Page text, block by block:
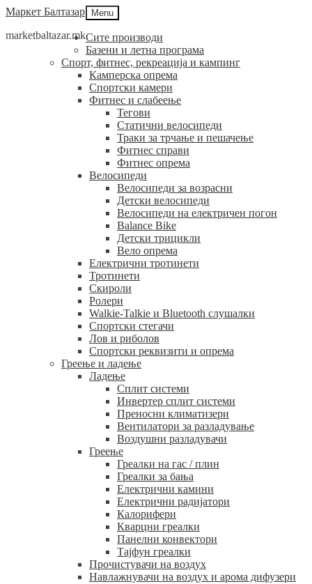
Skip
navigation
Skip
content
Маркет Балтазар
marketbaltazar.mk
Menu
Сите производи
Базени и летна програма
Спорт, фитнес, рекреација и кампинг
Камперска опрема
Спортски камери
Фитнес и слабеење
Тегови
Статични велосипеди
Траки за трчање и пешачење
Фитнес справи
Фитнес опрема
Велосипеди
Велосипеди за возрасни
Детски велосипеди
Велосипеди на електричен погон
Balance Bike
Детски трицикли
Вело опрема
Електрични тротинети
Тротинети
Скироли
Ролери
Walkie-Talkie и Bluetooth слушалки
Спортски стегачи
Лов и риболов
Спортски реквизити и опрема
Греење и ладење
Ладење
Сплит системи
Инвертер сплит системи
Преносни климатизери
Вентилатори за разладување
Воздушни разладувачи
Греење
Греалки на гас / плин
Греалки за бања
Електрични камини
Електрични радијатори
Калорифери
Кварцни греалки
Панелни конвектори
Тајфун греалки
Прочистувачи на воздух
Навлажнувачи на воздух и арома дифузери